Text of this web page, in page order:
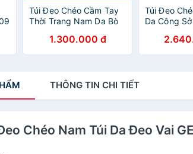
Túi Đeo Chéo Cầm Tay
Thời Trang Nam Da Bò
1.300.000 đ
Túi Đeo
Da Công Sở
Cao Cấp
Dọc
THÔNG TIN CHI TIẾT
Chéo Nam Túi Da Đeo Vai